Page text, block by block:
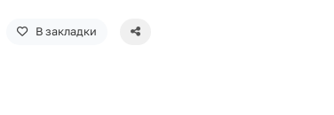
В закладки